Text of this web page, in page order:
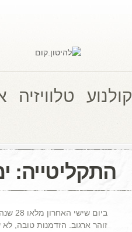
קולנוע טלוויזיה
התקליטייה:
ביום
זוהר ארגוב. הזדמנות טובה, לא